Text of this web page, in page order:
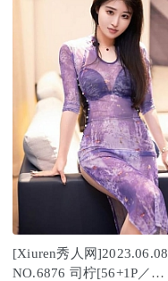
[Xiuren秀人网]2023.06.08
NO.6876 司柠[56+1P／